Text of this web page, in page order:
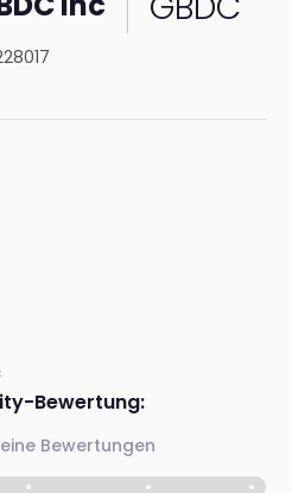
Bewertung:
Bewertungen